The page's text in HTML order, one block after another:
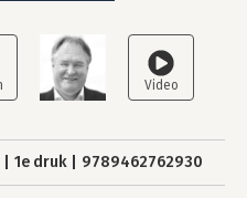
1e druk 9789462762930